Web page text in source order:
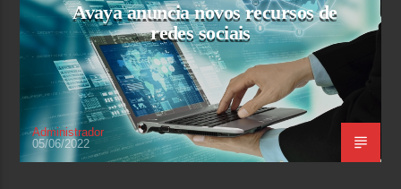
Avaya anuncia novos recursos de
redes sociais
Administrador
05/06/2022